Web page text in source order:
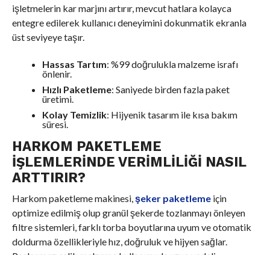
işletmelerin kar marjını artırır, mevcut hatlara kolayca
entegre edilerek kullanıcı deneyimini dokunmatik ekranla
üst seviyeye taşır.
Hassas Tartım: %99 doğrulukla malzeme israfı
önlenir.
Hızlı Paketleme: Saniyede birden fazla paket
üretimi.
Kolay Temizlik: Hijyenik tasarım ile kısa bakım
süresi.
HARKOM PAKETLEME
İŞLEMLERINDE VERIMLILIĞI NASIL
ARTTIRIR?
Harkom paketleme makinesi,şeker paketlemeiçin
optimize edilmiş olup granül şekerde tozlanmayı önleyen
filtre sistemleri, farklı torba boyutlarına uyum ve otomatik
doldurma özellikleriyle hız, doğruluk ve hijyen sağlar.